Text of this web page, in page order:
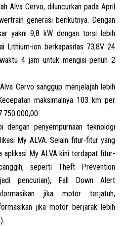
Alva Cervo, diluncurkan pada April
generasi berikutnya. Dengan
yakni 9,8 kW dengan torsi lebih
Lithium-ion berkapasitas 73,8V 24
4 jam untuk mengisi penuh 2
Cervo sanggup menjelajah lebih
maksimalnya 103 km per
dengan penyempurnaan teknologi
My ALVA. Selain fitur-fitur yang
aplikasi My ALVA kini terdapat fitur-
seperti Theft Prevention
pencurian), Fall Down Alert
jika motor terjatuh,
jika motor berjarak lebih